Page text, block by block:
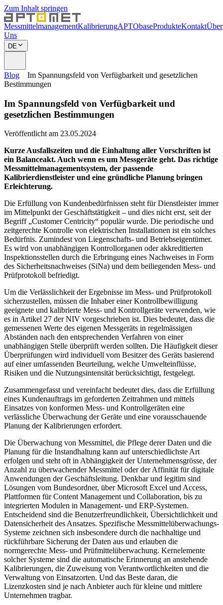
Zum Inhalt springen
MessmittelmanagementKalibrierungAPTObaseProdukteKontaktÜber
Uns
DE
Blog
Im Spannungsfeld von Verfügbarkeit und gesetzlichen
Bestimmungen
Im Spannungsfeld von Verfügbarkeit und
gesetzlichen Bestimmungen
Veröffentlicht am 23.05.2024
Kurze Ausfallszeiten und die Einhaltung aller Vorschriften ist
ein Balanceakt. Auch wenn es um Messgeräte geht. Das richtige
Messmittelmanagementsystem, der passende
Kalibrierdienstleister und eine gründliche Planung bringen
Erleichterung.
Die Erfüllung von Kundenbedürfnissen steht für Dienstleister immer
im Mittelpunkt der Geschäftstätigkeit – und dies nicht erst, seit der
Begriff „Customer Centricity“ populär wurde. Die periodische und
zeitgerechte Kontrolle von elektrischen Installationen ist ein solches
Bedürfnis. Zumindest von Liegenschafts- und Betriebseigentümer.
Es wird von unabhängigen Kontrollorganen oder akkreditierten
Inspektionsstellen durch die Erbringung eines Nachweises in Form
des Sicherheitsnachweises (SiNa) und dem beiliegenden Mess- und
Prüfprotokoll befriedigt.
Um die Verlässlichkeit der Ergebnisse im Mess- und Prüfprotokoll
sicherzustellen, müssen die Inhaber einer Kontrollbewilligung
geeignete und kalibrierte Mess- und Kontrollgeräte verwenden, wie
es in Artikel 27 der NIV vorgeschrieben ist. Dies bedeutet, dass die
gemessenen Werte des eigenen Messgeräts in regelmässigen
Abständen nach den entsprechenden Verfahren von einer
unabhängigen Stelle überprüft werden sollten. Die Häufigkeit dieser
Überprüfungen wird individuell vom Besitzer des Geräts basierend
auf einer umfassenden Beurteilung, welche Umwelteinflüsse,
Risiken und die Nutzungsintensität berücksichtigt, festgelegt.
Zusammengefasst und vereinfacht bedeutet dies, dass die Erfüllung
eines Kundenauftrags im geforderten Zeitrahmen und mittels
Einsatzes von konformen Mess- und Kontrollgeräten eine
verlässliche Überwachung der Geräte und eine vorausschauende
Planung der Kalibrierungen erfordert.
Die Überwachung von Messmittel, die Pflege derer Daten und die
Planung für die Instandhaltung kann auf unterschiedlichste Art
erfolgen und steht oft in Abhängigkeit der Unternehmensgrösse, der
Anzahl zu überwachender Messmittel oder der Affinität für digitale
Anwendungen der Geschäftsleitung. Denkbar und legitim sind
Lösungen vom Bundesordner, über Microsoft Excel und Access,
Plattformen für Content Management und Collaboration, bis zu
integrierten Modulen in Management- und ERP-Systemen.
Entscheidend sind die Benutzerfreundlichkeit, Übersichtlichkeit und
Datensicherheit des Ansatzes. Spezifische Messmittelüberwachungs-
Systeme zeichnen sich insbesondere durch die nachhaltige und
rückführbare Sicherung der Daten aus und erlauben die
normgerechte Mess- und Prüfmittelüberwachung. Kernelemente
solcher Systeme sind die automatische Erinnerung an anstehende
Kalibrierungen, die Zuweisung von Verantwortlichkeiten und die
Verwaltung von Einsatzorten. Und das Beste daran, die
Lizenzkosten sind je nach Anbieter auch für kleine und mittlere
Unternehmen tragbar.